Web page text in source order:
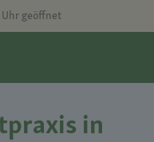
geöffnet
in